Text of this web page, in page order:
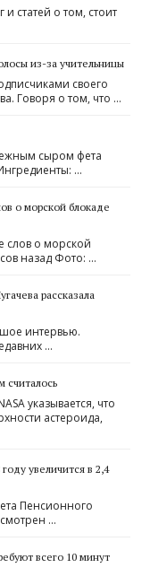
статей о том, стоит
из-за учительницы
своего
Говоря о том, что …
сыром фета
…
о морской блокаде
слов о морской
назад Фото: …
рассказала
интервью.
…
считалось
указывается, что
астероида,
увеличится в 2,4
Пенсионного
…
всего 10 минут